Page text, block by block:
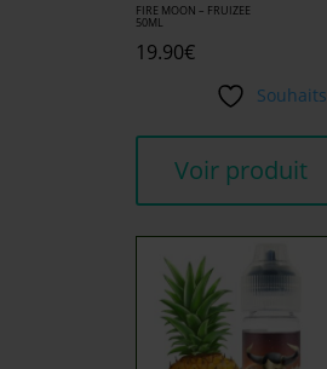
FIRE MOON – FRUIZEE
50ML
19.90€
Souhaits
Voir produit